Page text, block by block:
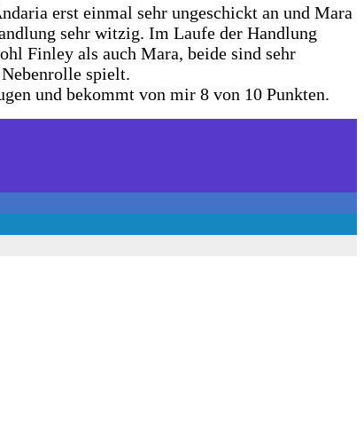
erst einmal sehr ungeschickt an und Mara
sehr witzig. Im Laufe der Handlung
Finley als auch Mara, beide sind sehr
spielt.
und bekommt von mir 8 von 10 Punkten.